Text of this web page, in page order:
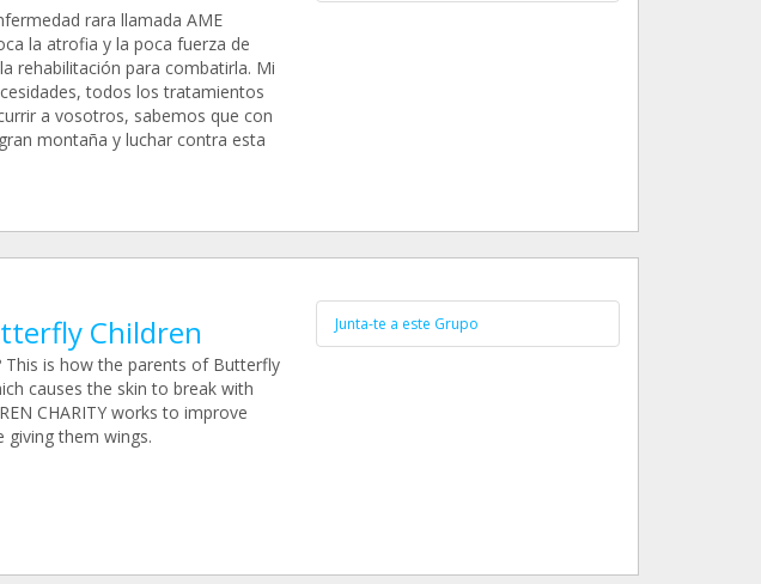
rara llamada AME
la atrofia y la poca fuerza de
rehabilitación para combatirla. Mi
todos los tratamientos
a vosotros, sabemos que con
montaña y luchar contra esta
Children
This is how the parents of Butterfly
causes the skin to break with
CHARITY works to improve
them wings.
Junta-te a este Grupo